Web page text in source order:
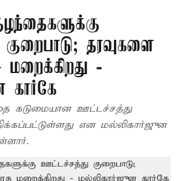
தரவுகளை
மறைக்கிறது -
கார்கே
கடுமையான ஊட்டச்சத்து
என மல்லிகார்ஜுன